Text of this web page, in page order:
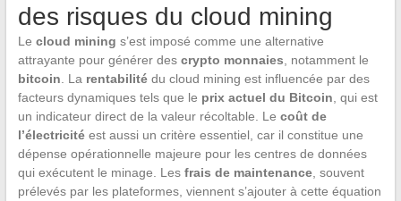
des risques du cloud mining
Le cloud mining s’est imposé comme une alternative
attrayante pour générer des crypto monnaies , notamment le
bitcoin . La rentabilitédu cloud mining est influencée par des
facteurs dynamiques tels que le prix actuel du Bitcoin , qui est
un indicateur direct de la valeur récoltable. Le coût de
l’électricitéest aussi un critère essentiel, car il constitue une
dépense opérationnelle majeure pour les centres de données
qui exécutent le minage. Les frais de maintenance, souvent
prélevés par les plateformes, viennent s’ajouter à cette équation